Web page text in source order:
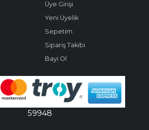
Üye Girişi
Yeni Üyelik
Sepetim
Sipariş Takibi
Bayi Ol
59948